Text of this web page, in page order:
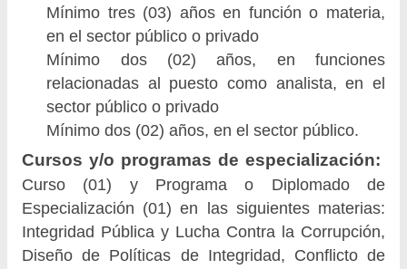
Mínimo tres (03) años en función o materia,
en el sector público o privado
Mínimo dos (02) años, en funciones
relacionadas al puesto como analista, en el
sector público o privado
Mínimo dos (02) años, en el sector público.
Cursos y/o programas de especialización:
Curso (01) y Programa o Diplomado de
Especialización (01) en las siguientes materias:
Integridad Pública y Lucha Contra la Corrupción,
Diseño de Políticas de Integridad, Conflicto de